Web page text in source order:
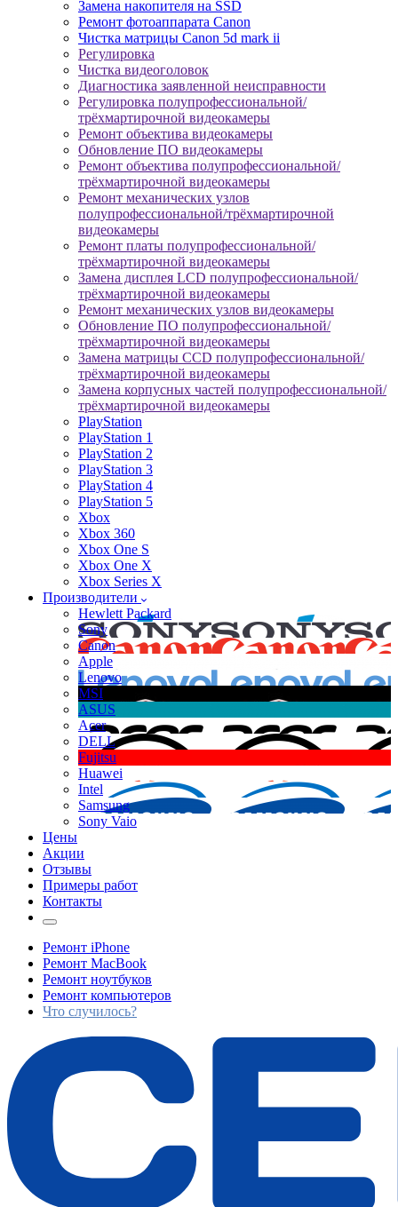
Замена накопителя на SSD
Ремонт фотоаппарата Canon
Чистка матрицы Canon 5d mark ii
Регулировка
Чистка видеоголовок
Диагностика заявленной неисправности
Регулировка полупрофессиональной/
трёхмартирочной видеокамеры
Ремонт объектива видеокамеры
Обновление ПО видеокамеры
Ремонт объектива полупрофессиональной/
трёхмартирочной видеокамеры
Ремонт механических узлов
полупрофессиональной/трёхмартирочной
видеокамеры
Ремонт платы полупрофессиональной/
трёхмартирочной видеокамеры
Замена дисплея LCD полупрофессиональной/
трёхмартирочной видеокамеры
Ремонт механических узлов видеокамеры
Обновление ПО полупрофессиональной/
трёхмартирочной видеокамеры
Замена матрицы CCD полупрофессиональной/
трёхмартирочной видеокамеры
Замена корпусных частей полупрофессиональной/
трёхмартирочной видеокамеры
PlayStation
PlayStation 1
PlayStation 2
PlayStation 3
PlayStation 4
PlayStation 5
Xbox
Xbox 360
Xbox One S
Xbox One X
Xbox Series X
Производители
Hewlett Packard
Sony
Canon
Apple
Lenovo
MSI
ASUS
Acer
DELL
Fujitsu
Huawei
Intel
Samsung
Sony Vaio
Цены
Акции
Отзывы
Примеры работ
Контакты
Ремонт iPhone
Ремонт MacBook
Ремонт ноутбуков
Ремонт компьютеров
Что случилось?